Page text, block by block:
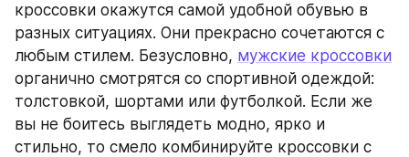
кроссовки окажутся самой удобной обувью в
разных ситуациях. Они прекрасно сочетаются с
любым стилем. Безусловно, мужские кроссовки
органично смотрятся со спортивной одеждой:
толстовкой, шортами или футболкой. Если же
вы не боитесь выглядеть модно, ярко и
стильно, то смело комбинируйте кроссовки с